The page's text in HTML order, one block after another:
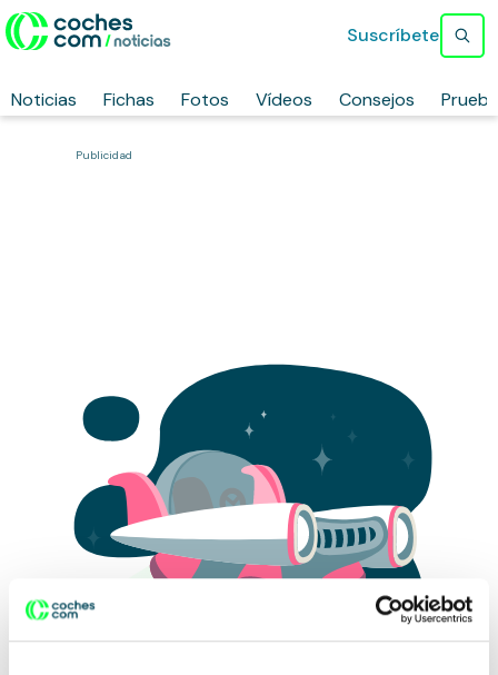
Noticias Fichas Fotos Vídeos Consejos
Suscríbete
Publicidad